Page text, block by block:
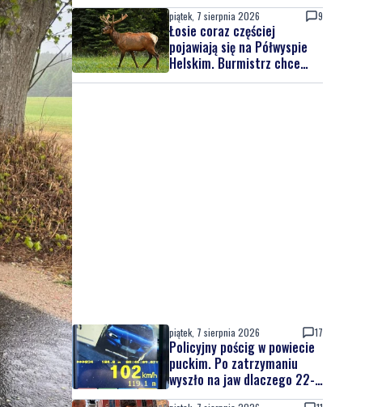
piątek, 7 sierpnia 2026 9
Łosie coraz częściej
pojawiają się na Półwyspie
Helskim. Burmistrz chce
nowych znaków drogowych
piątek, 7 sierpnia 2026 17
Policyjny pościg w powiecie
puckim. Po zatrzymaniu
wyszło na jaw dlaczego 22-
latek uciekał